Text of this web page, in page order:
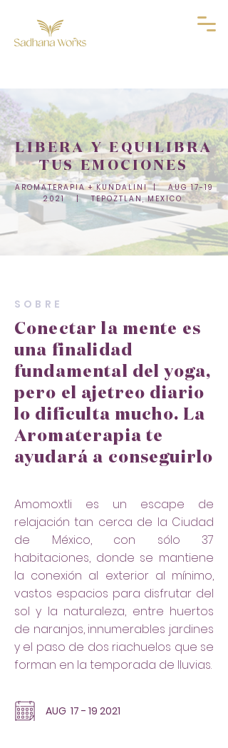
LIBERA Y EQUILIBRA
TUS EMOCIONES
AROMATERAPIA + KUNDALINI | AUG17-19
2021| TEPOZTLAN, MEXICO
SOBRE
Conectar la mente es
una finalidad
fundamental del yoga,
pero el ajetreo diario
lo dificulta mucho. La
Aromaterapia te
ayudará a conseguirlo
Amomoxtli es un escape de
relajación tan cerca de la Ciudad
de México, con sólo 37
habitaciones, donde se mantiene
la conexión al exterior al mínimo,
vastos espacios para disfrutar del
sol y la naturaleza, entre huertos
de naranjos, innumerables jardines
y el paso de dos riachuelos que se
forman en la temporada de lluvias.
AUG 17 - 19 2021